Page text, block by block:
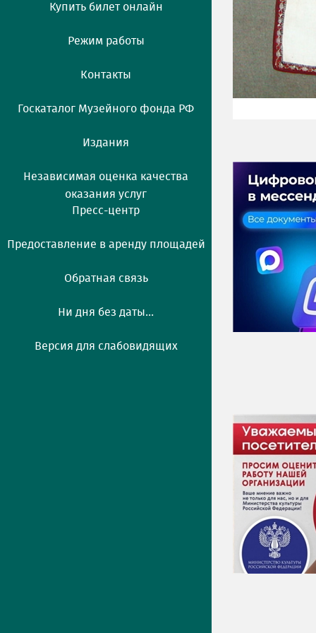
Купить билет онлайн
Режим работы
Контакты
Госкаталог Музейного фонда РФ
Издания
Независимая оценка качества
оказания услуг
Пресс-центр
Предоставление в аренду площадей
Обратная связь
Ни дня без даты...
Версия для слабовидящих